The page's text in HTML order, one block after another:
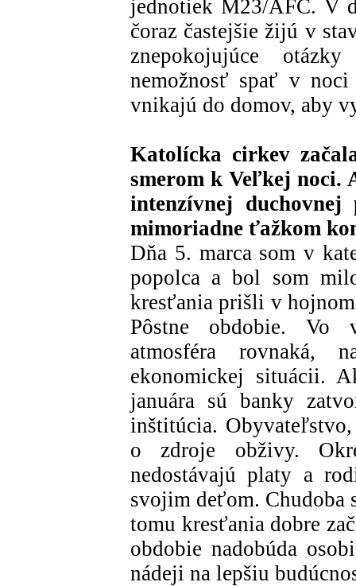
jednotiek M23/AFC. V
čoraz častejšie žijú v
znepokojujúce
nemožnosť spať v
vnikajú do domov, aby
Katolícka cirkev
smerom k Veľkej noci.
intenzívnej
mimoriadne ťažkom
Dňa 5. marca som v
popolca a bol som
kresťania prišli v
Pôstne obdobie. Vo
atmosféra rovnaká,
ekonomickej situácii.
januára sú banky
inštitúcia.
o zdroje obživy.
nedostávajú platy a
svojim deťom. Chudoba
tomu kresťania dobre
obdobie nadobúda
nádeji na lepšiu